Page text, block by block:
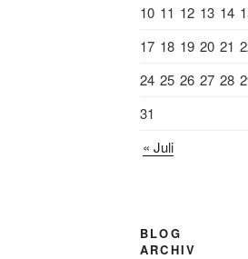
10 11 12 13 14
17 18 19 20 21
24 25 26 27 28
31
« Juli
BLOG
ARCHIV